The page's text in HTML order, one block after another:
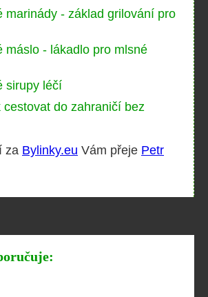
marinády - základ grilování pro
máslo - lákadlo pro mlsné
sirupy léčí
cestovat do zahraničí bez
za Bylinky.eu Vám přeje Petr